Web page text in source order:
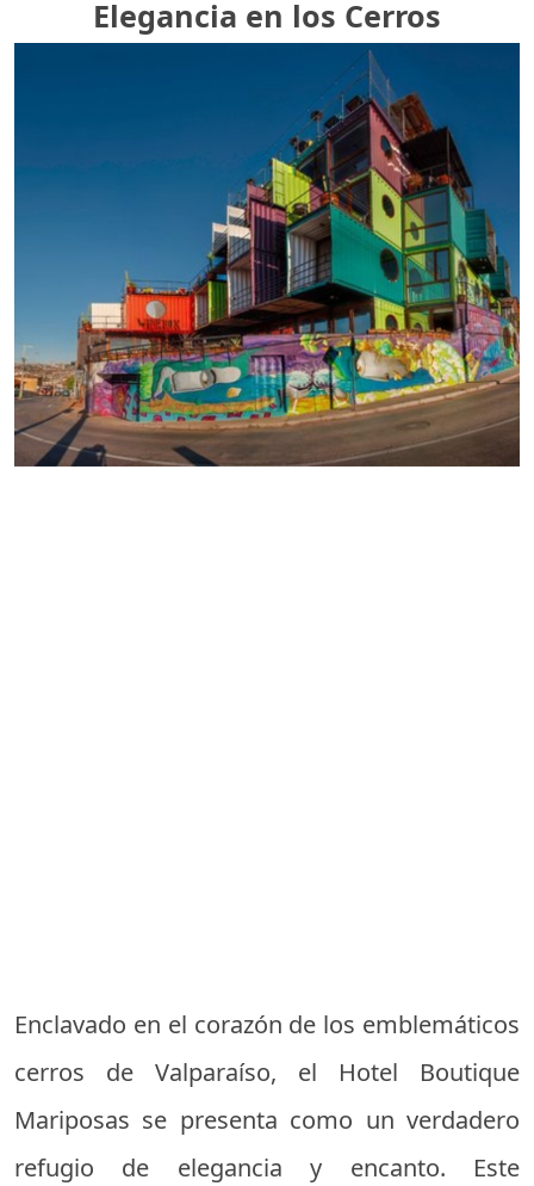
Elegancia en los Cerros
Enclavado en el corazón de los emblemáticos
cerros de Valparaíso, el Hotel Boutique
Mariposas se presenta como un verdadero
refugio de elegancia y encanto. Este